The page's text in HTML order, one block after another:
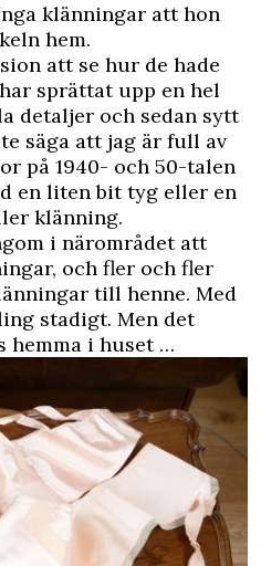
klänningar att hon
hem.
att se hur de hade
sprättat upp en hel
detaljer och sedan sytt
säga att jag är full av
på 1940- och 50-talen
en liten bit tyg eller en
klänning.
i närområdet att
och fler och fler
till henne. Med
stadigt. Men det
hemma i huset …